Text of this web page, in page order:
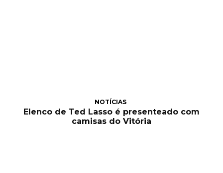
NOTÍCIAS
Elenco de Ted Lasso é presenteado com
camisas do Vitória